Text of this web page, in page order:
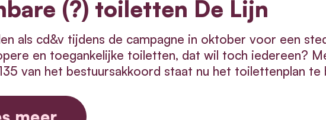
(?) toiletten De Lijn
als cd&v tijdens de campagne in oktober voor een
en toegankelijke toiletten, dat wil toch iedereen?
van het bestuursakkoord staat nu het toilettenplan te